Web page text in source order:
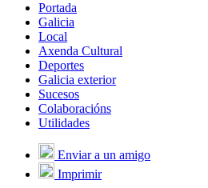
Portada
Galicia
Local
Axenda Cultural
Deportes
Galicia exterior
Sucesos
Colaboracións
Utilidades
Enviar a un amigo
Imprimir